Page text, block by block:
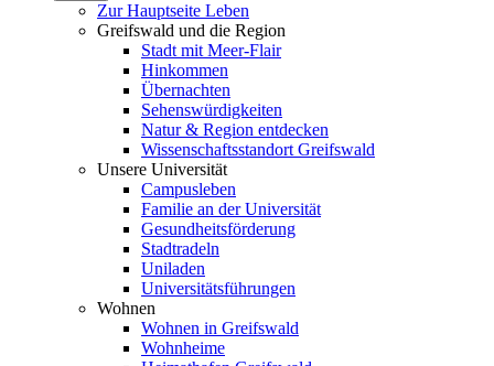
Zur Hauptseite Leben
Greifswald und die Region
Stadt mit Meer-Flair
Hinkommen
Übernachten
Sehenswürdigkeiten
Natur & Region entdecken
Wissenschaftsstandort Greifswald
Unsere Universität
Campusleben
Familie an der Universität
Gesundheitsförderung
Stadtradeln
Uniladen
Universitätsführungen
Wohnen
Wohnen in Greifswald
Wohnheime